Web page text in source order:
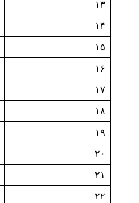
۱۳
۱۴
۱۵
۱۶
۱۷
۱۸
۱۹
۲۰
۲۱
۲۲